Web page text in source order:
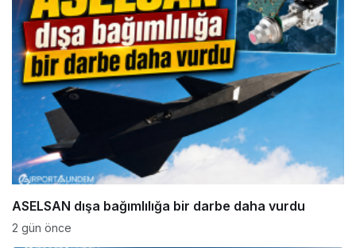
ASELSAN dışa bağımlılığa bir darbe daha vurdu
2 gün önce